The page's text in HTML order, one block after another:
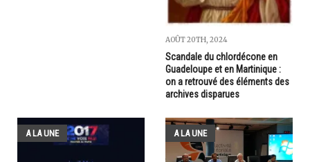
AOÛT 20TH, 2024
Scandale du chlordécone en
Guadeloupe et en Martinique :
on a retrouvé des éléments des
archives disparues
A LA UNE A LA UNE